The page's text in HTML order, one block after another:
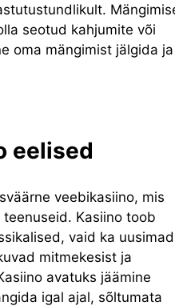
seotud kahjumite või
oma mängimist jälgida ja
eelised
veebikasiino, mis
Kasiino toob
vaid ka uusimad
mitmekesist ja
avatuks jäämine
igal ajal, sõltumata